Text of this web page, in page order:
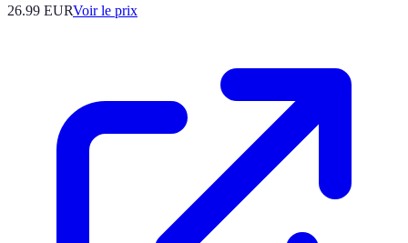
26.99 EURVoir le prix